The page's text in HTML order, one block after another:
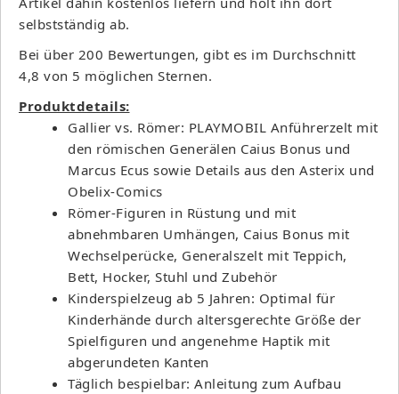
selbstständig ab.
Bei über 200 Bewertungen, gibt es im Durchschnitt
4,8 von 5 möglichen Sternen.
Produktdetails:
Gallier vs. Römer: PLAYMOBIL Anführerzelt mit
den römischen Generälen Caius Bonus und
Marcus Ecus sowie Details aus den Asterix und
Obelix-Comics
Römer-Figuren in Rüstung und mit
abnehmbaren Umhängen, Caius Bonus mit
Wechselperücke, Generalszelt mit Teppich,
Bett, Hocker, Stuhl und Zubehör
Kinderspielzeug ab 5 Jahren: Optimal für
Kinderhände durch altersgerechte Größe der
Spielfiguren und angenehme Haptik mit
abgerundeten Kanten
Täglich bespielbar: Anleitung zum Aufbau